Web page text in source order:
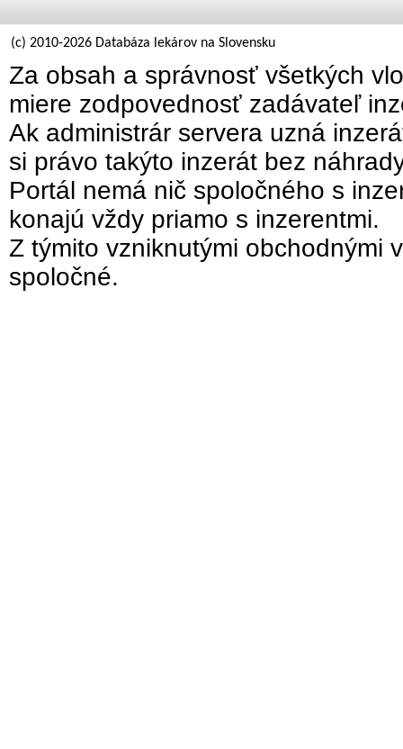
(c) 2010-2026 Databáza lekárov na Slovensku
Za obsah a správnosť všetkých
miere zodpovednosť zadávateľ
Ak administrár servera uzná
si právo takýto inzerát bez
Portál nemá nič spoločného s
konajú vždy priamo s inzerentmi.
Z týmito vzniknutými obchodnými
spoločné.